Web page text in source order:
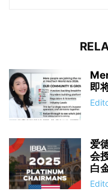
即
爱
会
白